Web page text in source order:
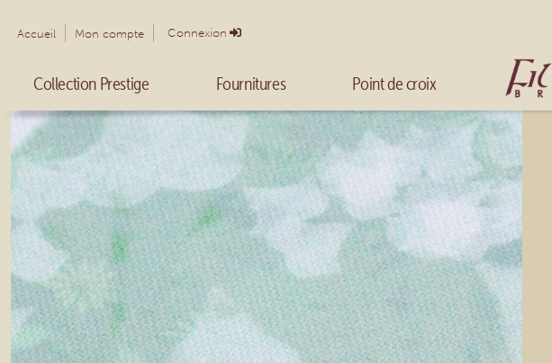
Accueil Mon compte Connexion
Collection Prestige Fournitures Point de croix Accueil